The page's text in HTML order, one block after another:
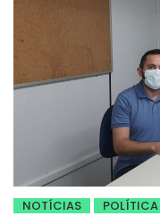
NOTÍCIAS POLÍTICA